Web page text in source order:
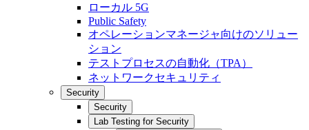
ローカル 5G
Public Safety
オペレーションマネージャ向けのソリュー
ション
テストプロセスの自動化（TPA）
ネットワークセキュリティ
Security
Security
Lab Testing for Security